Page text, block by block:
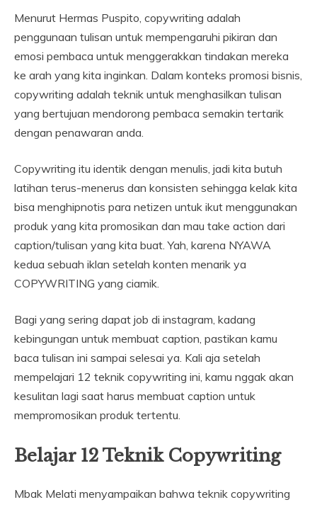
Menurut Hermas Puspito, copywriting adalah
penggunaan tulisan untuk mempengaruhi pikiran dan
emosi pembaca untuk menggerakkan tindakan mereka
ke arah yang kita inginkan. Dalam konteks promosi bisnis,
copywriting adalah teknik untuk menghasilkan tulisan
yang bertujuan mendorong pembaca semakin tertarik
dengan penawaran anda.
Copywriting itu identik dengan menulis, jadi kita butuh
latihan terus-menerus dan konsisten sehingga kelak kita
bisa menghipnotis para netizen untuk ikut menggunakan
produk yang kita promosikan dan mau take action dari
caption/tulisan yang kita buat. Yah, karena NYAWA
kedua sebuah iklan setelah konten menarik ya
COPYWRITING yang ciamik.
Bagi yang sering dapat job di instagram, kadang
kebingungan untuk membuat caption, pastikan kamu
baca tulisan ini sampai selesai ya. Kali aja setelah
mempelajari 12 teknik copywriting ini, kamu nggak akan
kesulitan lagi saat harus membuat caption untuk
mempromosikan produk tertentu.
Belajar 12 Teknik Copywriting
Mbak Melati menyampaikan bahwa teknik copywriting